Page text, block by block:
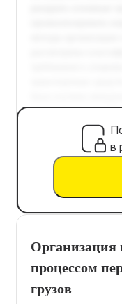
в
Организация
процессом
грузов